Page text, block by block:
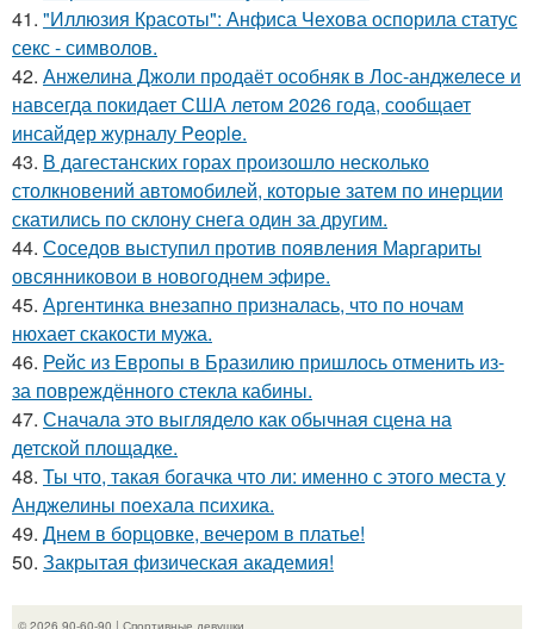
41. "Иллюзия Красоты": Анфиса Чехова оспорила статус
секс - символов.
42. Анжелина Джоли продаёт особняк в Лос-анджелесе и
навсегда покидает США летом 2026 года, сообщает
инсайдер журналу People.
43. В дагестанских горах произошло несколько
столкновений автомобилей, которые затем по инерции
скатились по склону снега один за другим.
44. Соседов выступил против появления Маргариты
овсянниковои в новогоднем эфире.
45. Аргентинка внезапно призналась, что по ночам
нюхает скакости мужа.
46. Рейс из Европы в Бразилию пришлось отменить из-
за повреждённого стекла кабины.
47. Сначала это выглядело как обычная сцена на
детской площадке.
48. Ты что, такая богачка что ли: именно с этого места у
Анджелины поехала психика.
49. Днем в борцовке, вечером в платье!
50. Закрытая физическая академия!